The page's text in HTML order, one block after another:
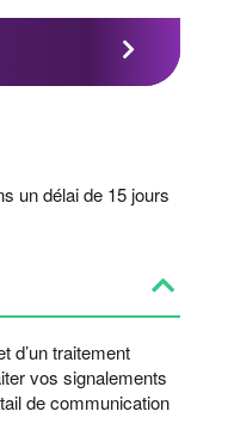
un délai de 15 jours
d’un traitement
vos signalements
de communication